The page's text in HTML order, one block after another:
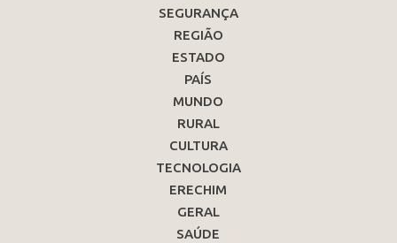
SEGURANÇA
REGIÃO
ESTADO
PAÍS
MUNDO
RURAL
CULTURA
TECNOLOGIA
ERECHIM
GERAL
SAÚDE